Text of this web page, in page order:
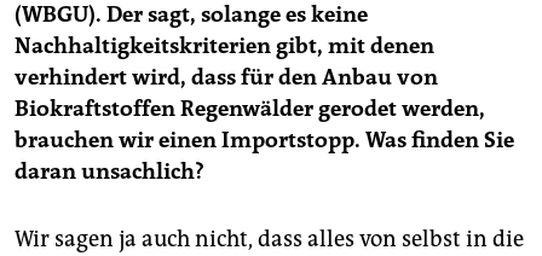
(WBGU). Der sagt, solange es keine
Nachhaltigkeitskriterien gibt, mit denen
verhindert wird, dass für den Anbau von
Biokraftstoffen Regenwälder gerodet werden,
brauchen wir einen Importstopp. Was finden Sie
daran unsachlich?
Wir sagen ja auch nicht, dass alles von selbst in die